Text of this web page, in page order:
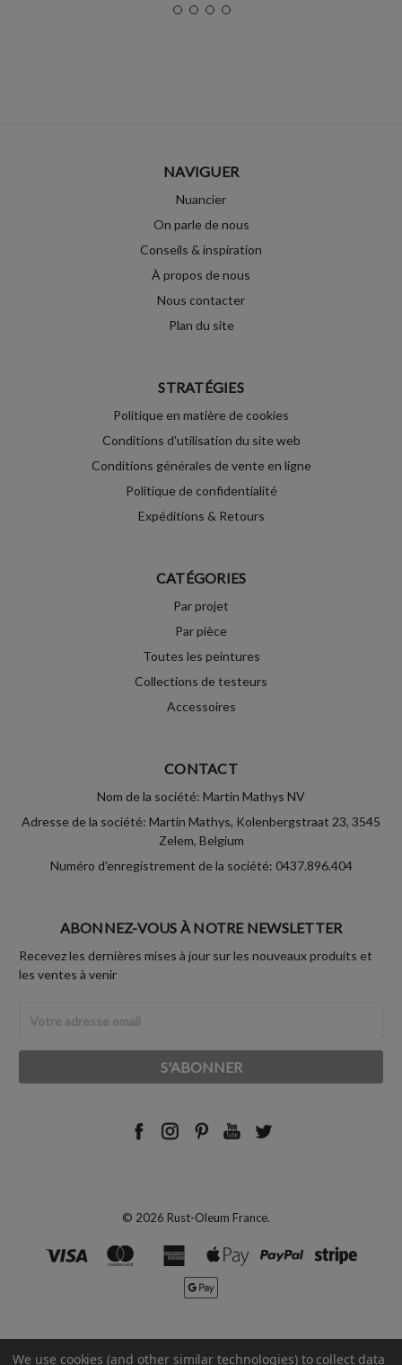
NAVIGUER
Nuancier
On parle de nous
Conseils & inspiration
À propos de nous
Nous contacter
Plan du site
STRATÉGIES
Politique en matière de cookies
Conditions d'utilisation du site web
Conditions générales de vente en ligne
Politique de confidentialité
Expéditions & Retours
CATÉGORIES
Par projet
Par pièce
Toutes les peintures
Collections de testeurs
Accessoires
CONTACT
Nom de la société: Martin Mathys NV
Adresse de la société: Martin Mathys, Kolenbergstraat 23, 3545
Zelem, Belgium
Numéro d'enregistrement de la société: 0437.896.404
ABONNEZ-VOUS À NOTRE NEWSLETTER
Recevez les dernières mises à jour sur les nouveaux produits et
les ventes à venir
Email
© 2026 Rust-Oleum France.
We use cookies (and other similar technologies) to collect data